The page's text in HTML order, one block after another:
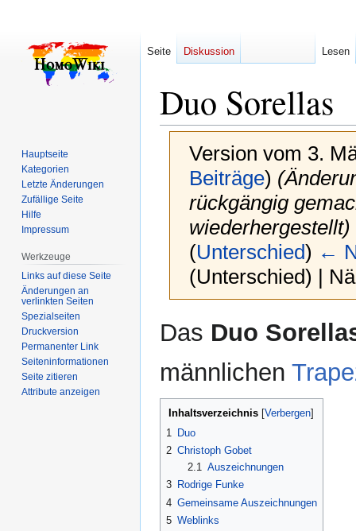
Duo Sorellas
Version vom 3.
Beiträge)
rückgängig
wiederhergestellt)
(Unterschied) ←
(Unterschied) |
Navigation
Suche
Das Duo
männlichen
Inhaltsverzeichnis
1
Duo
2 Christoph Gobet
2.1
Auszeichnungen
3 Rodrige Funke
4 Gemeinsame Auszeichnungen
5 Weblinks
Seite Diskussion Lesen
Hauptseite
Kategorien
Letzte Änderungen
Zufällige Seite
Hilfe
Impressum
Werkzeuge
Links auf diese Seite
Änderungen an
verlinkten Seiten
Spezialseiten
Druckversion
Permanenter Link
Seiten­­informationen
Seite zitieren
Attribute anzeigen